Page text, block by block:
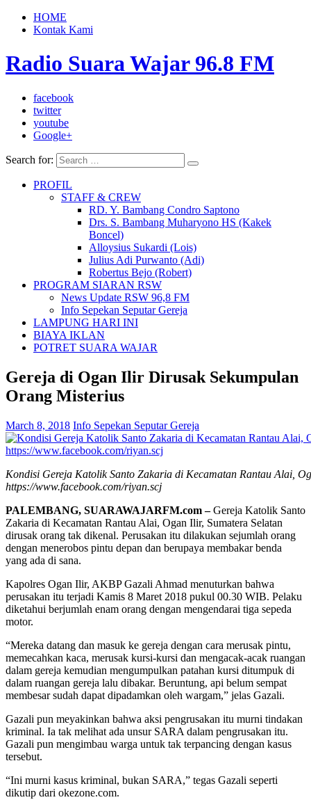
HOME
Kontak Kami
Radio Suara Wajar 96.8 FM
facebook
twitter
youtube
Google+
Search for:
PROFIL
STAFF & CREW
RD. Y. Bambang Condro Saptono
Drs. S. Bambang Muharyono HS (Kakek
Boncel)
Alloysius Sukardi (Lois)
Julius Adi Purwanto (Adi)
Robertus Bejo (Robert)
PROGRAM SIARAN RSW
News Update RSW 96,8 FM
Info Sepekan Seputar Gereja
LAMPUNG HARI INI
BIAYA IKLAN
POTRET SUARA WAJAR
Gereja di Ogan Ilir Dirusak Sekumpulan
Orang Misterius
March 8, 2018 Info Sepekan Seputar Gereja
Kondisi Gereja Katolik Santo Zakaria di Kecamatan Rantau Alai,
https://www.facebook.com/riyan.scj
PALEMBANG, SUARAWAJARFM.com –Gereja Katolik Santo
Zakaria di Kecamatan Rantau Alai, Ogan Ilir, Sumatera Selatan
dirusak orang tak dikenal. Perusakan itu dilakukan sejumlah orang
dengan menerobos pintu depan dan berupaya membakar benda
yang ada di sana.
Kapolres Ogan Ilir, AKBP Gazali Ahmad menuturkan bahwa
perusakan itu terjadi Kamis 8 Maret 2018 pukul 00.30 WIB. Pelaku
diketahui berjumlah enam orang dengan mengendarai tiga sepeda
motor.
“Mereka datang dan masuk ke gereja dengan cara merusak pintu,
memecahkan kaca, merusak kursi-kursi dan mengacak-acak ruangan
dalam gereja kemudian mengumpulkan patahan kursi ditumpuk di
dalam ruangan gereja lalu dibakar. Beruntung, api belum sempat
membesar sudah dapat dipadamkan oleh wargam,” jelas Gazali.
Gazali pun meyakinkan bahwa aksi pengrusakan itu murni tindakan
kriminal. Ia tak melihat ada unsur SARA dalam pengrusakan itu.
Gazali pun mengimbau warga untuk tak terpancing dengan kasus
tersebut.
“Ini murni kasus kriminal, bukan SARA,” tegas Gazali seperti
dikutip dari okezone.com.